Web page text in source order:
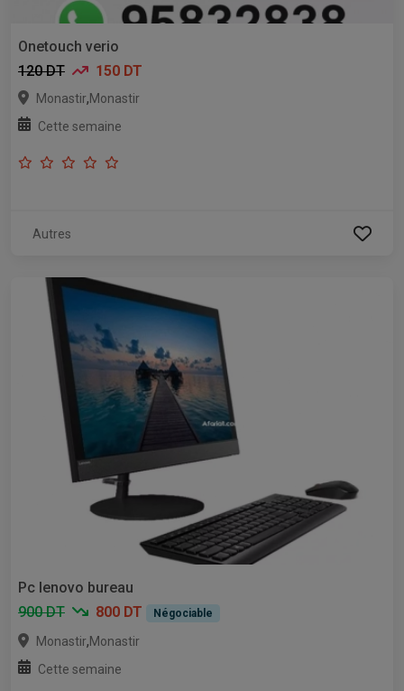
Onetouch verio
120 DT
150 DT
Monastir,Monastir
Cette semaine
Autres
Pc lenovo bureau
900 DT
800 DT Négociable
Monastir,Monastir
Cette semaine